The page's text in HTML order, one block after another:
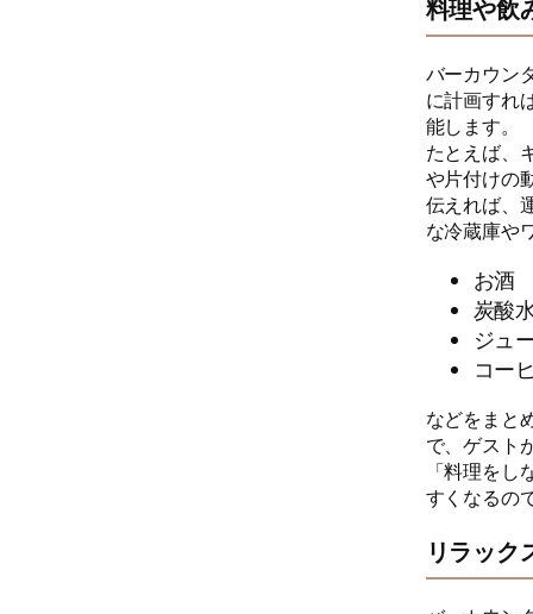
料理や飲
バーカウン
に計画すれ
能します。
たとえば、
や片付けの
伝えれば、
な冷蔵庫や
お酒
炭酸
ジュ
コー
などをまと
で、ゲスト
「料理を
すくなるの
リラック